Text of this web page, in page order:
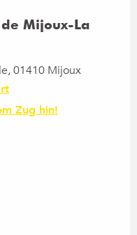
Mijoux-La
01410 Mijoux
Zug hin!